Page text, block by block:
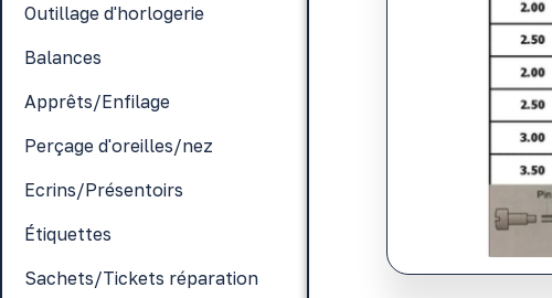
Outillage d'horlogerie
Balances
Apprêts/Enfilage
Perçage d'oreilles/nez
Ecrins/Présentoirs
Étiquettes
Sachets/Tickets réparation